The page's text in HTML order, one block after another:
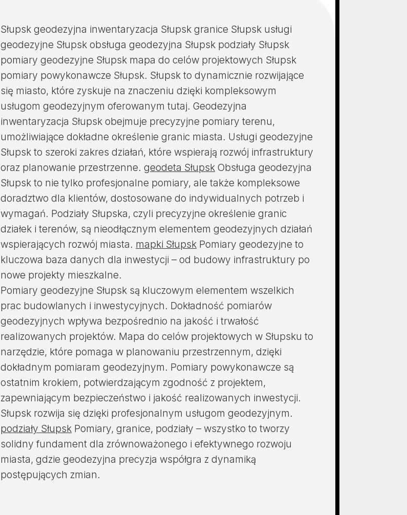
Słupsk geodezyjna inwentaryzacja Słupsk granice Słupsk usługi
geodezyjne Słupsk obsługa geodezyjna Słupsk podziały Słupsk
pomiary geodezyjne Słupsk mapa do celów projektowych Słupsk
pomiary powykonawcze Słupsk. Słupsk to dynamicznie rozwijające
się miasto, które zyskuje na znaczeniu dzięki kompleksowym
usługom geodezyjnym oferowanym tutaj. Geodezyjna
inwentaryzacja Słupsk obejmuje precyzyjne pomiary terenu,
umożliwiające dokładne określenie granic miasta. Usługi geodezyjne
Słupsk to szeroki zakres działań, które wspierają rozwój infrastruktury
oraz planowanie przestrzenne. geodeta Słupsk Obsługa geodezyjna
Słupsk to nie tylko profesjonalne pomiary, ale także kompleksowe
doradztwo dla klientów, dostosowane do indywidualnych potrzeb i
wymagań. Podziały Słupska, czyli precyzyjne określenie granic
działek i terenów, są nieodłącznym elementem geodezyjnych działań
wspierających rozwój miasta. mapki Słupsk Pomiary geodezyjne to
kluczowa baza danych dla inwestycji – od budowy infrastruktury po
nowe projekty mieszkalne.
Pomiary geodezyjne Słupsk są kluczowym elementem wszelkich
prac budowlanych i inwestycyjnych. Dokładność pomiarów
geodezyjnych wpływa bezpośrednio na jakość i trwałość
realizowanych projektów. Mapa do celów projektowych w Słupsku to
narzędzie, które pomaga w planowaniu przestrzennym, dzięki
dokładnym pomiaram geodezyjnym. Pomiary powykonawcze są
ostatnim krokiem, potwierdzającym zgodność z projektem,
zapewniającym bezpieczeństwo i jakość realizowanych inwestycji.
Słupsk rozwija się dzięki profesjonalnym usługom geodezyjnym.
podziały Słupsk Pomiary, granice, podziały – wszystko to tworzy
solidny fundament dla zrównoważonego i efektywnego rozwoju
miasta, gdzie geodezyjna precyzja współgra z dynamiką
postępujących zmian.